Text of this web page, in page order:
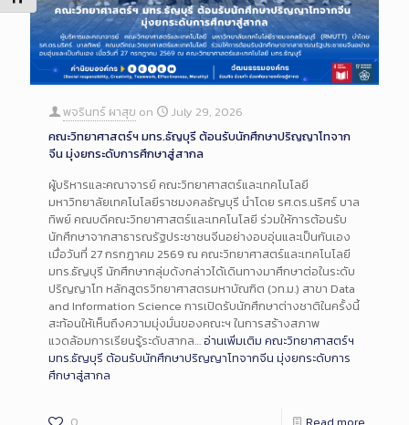
พจรินทร์ ผาสุข on
July 29, 2026
คณะวิทยาศาสตร์ฯ มทร.ธัญบุรี ต้อนรับนักศึกษาปริญญาโทจาก
จีน มุ่งยกระดับการศึกษาสู่สากล
ผู้บริหารและคณาจารย์ คณะวิทยาศาสตร์และเทคโนโลยี
มหาวิทยาลัยเทคโนโลยีราชมงคลธัญบุรี นำโดย รศ.ดร.นริศร์ บาล
ทิพย์ คณบดีคณะวิทยาศาสตร์และเทคโนโลยี ร่วมให้การต้อนรับ
นักศึกษาจากสาธารณรัฐประชาชนจีนอย่างอบอุ่นและเป็นกันเอง
เมื่อวันที่ 27 กรกฎาคม 2569 ณ คณะวิทยาศาสตร์และเทคโนโลยี
มทร.ธัญบุรี นักศึกษากลุ่มดังกล่าวได้เดินทางมาศึกษาต่อในระดับ
ปริญญาโท หลักสูตรวิทยาศาสตรมหาบัณฑิต (วท.ม.) สาขา Data
and Information Science การเปิดรับนักศึกษาต่างชาติในครั้งนี้
สะท้อนให้เห็นถึงความมุ่งมั่นของคณะฯ ในการสร้างสภาพ
แวดล้อมการเรียนรู้ระดับสากล…อ่านเพิ่มเติม คณะวิทยาศาสตร์ฯ
มทร.ธัญบุรี ต้อนรับนักศึกษาปริญญาโทจากจีน มุ่งยกระดับการ
ศึกษาสู่สากล
0 Read more